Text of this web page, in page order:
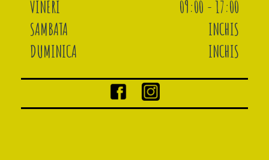
VINERI
09:00 - 17:00
SAMBATA
INCHIS
DUMINICA
INCHIS